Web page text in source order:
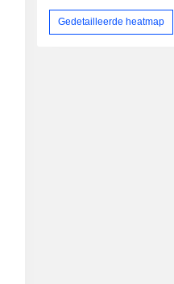
Gedetailleerde heatmap